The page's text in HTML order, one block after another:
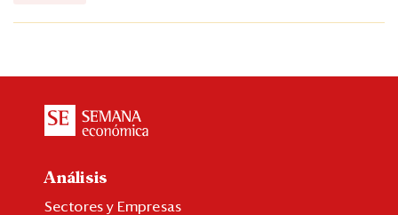
Análisis
Sectores y Empresas